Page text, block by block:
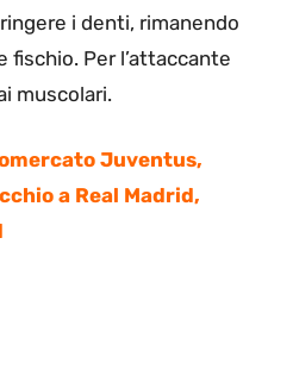
i denti, rimanendo
fischio. Per l’attaccante
muscolari.
Juventus,
a Real Madrid,